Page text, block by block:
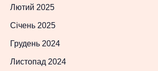
Лютий 2025
Січень 2025
Грудень 2024
Листопад 2024